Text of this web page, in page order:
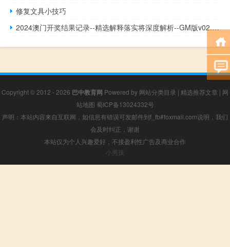
修复文具小技巧
2024澳门开奖结果记录--精选解释落实将深度解析--GM版v02.85.52
Copyright © 2012 - 2026 巴中教育网 Powered by 网站分类目录 | 精选推荐文章 | 网
站地图 蜀ICP备13024332号
声明：本站内容来自互联网，如信息有错误可发邮件到f_fb#foxmail.com说明，我们
会及时纠正，谢谢
本站仅为个人兴趣爱好，不接盈利性广告及商业合作
小男孩